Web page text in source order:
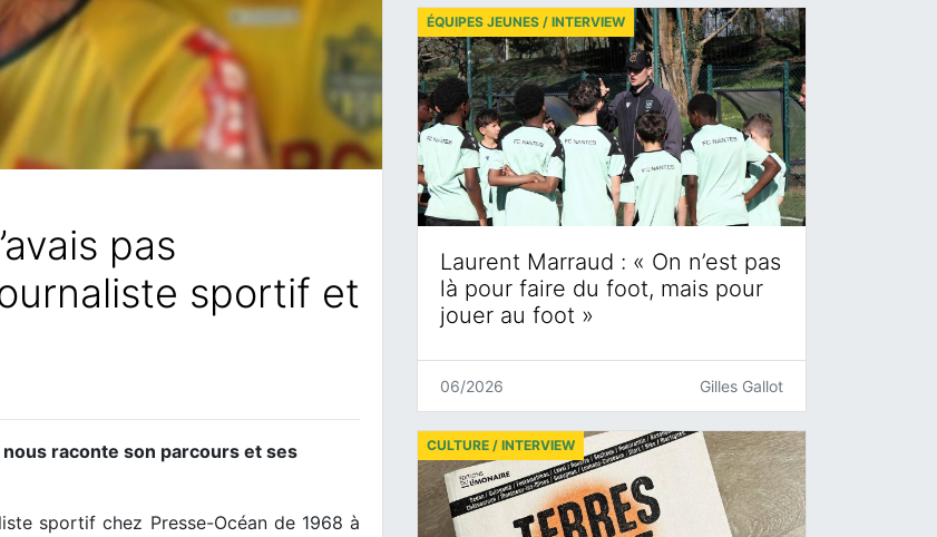
pas
sportif et
raconte son parcours et ses
sportif chez Presse-Océan de 1968 à
Laurent Marraud : « On n’est pas
là pour faire du foot, mais pour
jouer au foot »
ÉQUIPES JEUNES / INTERVIEW
06/2026 Gilles Gallot
CULTURE / INTERVIEW